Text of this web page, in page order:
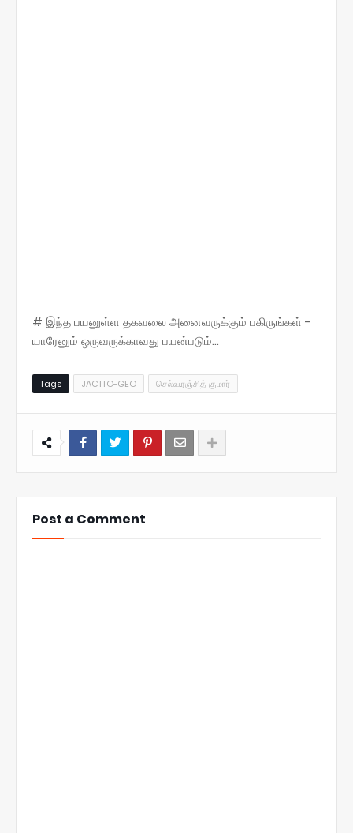
# இந்த பயனுள்ள தகவலை அனைவருக்கும் பகிருங்கள் -
யாரேனும் ஒருவருக்காவது பயன்படும்...
Tags JACTTO-GEO செல்வ.ரஞ்சித் குமார்
Post a Comment